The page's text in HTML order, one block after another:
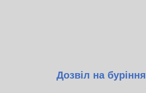
Дозвіл на буріння